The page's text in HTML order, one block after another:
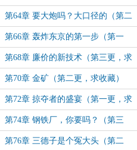
藏）
第64章 要大炮吗？大口径的（第二
更，求收藏）
第66章 轰炸东京的第一步（第一
更，求收藏）
第68章 廉价的新技术（第三更，求
收藏）
第70章 金矿（第二更，求收藏）
第72章 掠夺者的盛宴（第一更，求
收藏）
第74章 钢铁厂，你要吗？（第三
更，求收藏）
第76章 三德子是个冤大头（第二